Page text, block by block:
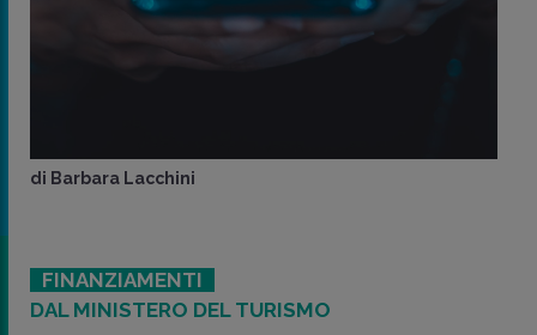
di Barbara Lacchini
FINANZIAMENTI
DAL MINISTERO DEL TURISMO